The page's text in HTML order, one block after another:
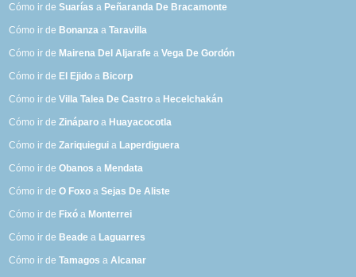
Cómo ir deSuarías a Peñaranda De Bracamonte
Cómo ir de Bonanza aTaravilla
Cómo ir de Mairena Del Aljarafe aVega De Gordón
Cómo ir de El Ejido a Bicorp
Cómo ir deVilla Talea De Castro a Hecelchakán
Cómo ir deZináparo a Huayacocotla
Cómo ir deZariquiegui a Laperdiguera
Cómo ir deObanos a Mendata
Cómo ir deO Foxo aSejas De Aliste
Cómo ir de Fixó a Monterrei
Cómo ir de Beade a Laguarres
Cómo ir deTamagos aAlcanar